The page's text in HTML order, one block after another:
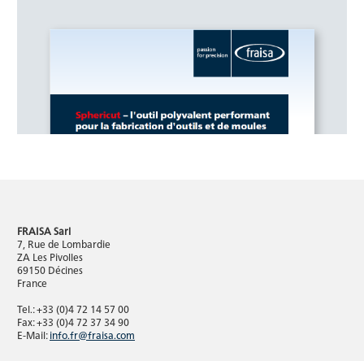
FRAISA Sarl
7, Rue de Lombardie
ZA Les Pivolles
69150 Décines
France
Tel.: +33 (0)4 72 14 57 00
Fax: +33 (0)4 72 37 34 90
E-Mail:info.fr@fraisa.com